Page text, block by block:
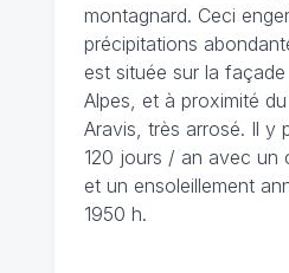
montagnard. Ceci
précipitations
est située sur la
Alpes, et à proximité
Aravis, très arrosé. Il y
120 jours / an avec un
et un ensoleillement
1950 h.